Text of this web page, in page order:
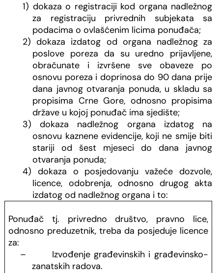
1) dokaza o registraciji kod organa nadležnog
za registraciju privrednih subjekata sa
podacima o ovlašćenim licima ponuđača;
2) dokaza izdatog od organa nadležnog za
poslove poreza da su uredno prijavljene,
obračunate i izvršene sve obaveze po
osnovu poreza i doprinosa do 90 dana prije
dana javnog otvaranja ponuda, u skladu sa
propisima Crne Gore, odnosno propisima
države u kojoj ponuđač ima sjedište;
3) dokaza nadležnog organa izdatog na
osnovu kaznene evidencije, koji ne smije biti
stariji od šest mjeseci do dana javnog
otvaranja ponuda;
4) dokaza o posjedovanju važeće dozvole,
licence, odobrenja, odnosno drugog akta
izdatog od nadležnog organa i to:
Ponuđač tj. privredno društvo, pravno lice,
odnosno preduzetnik, treba da posjeduje licence
za:
–
Izvođenje građevinskih i građevinsko-
zanatskih radova.